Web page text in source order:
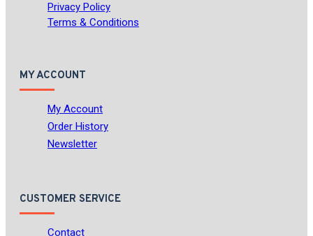
Privacy Policy
Terms & Conditions
MY ACCOUNT
My Account
Order History
Newsletter
CUSTOMER SERVICE
Contact